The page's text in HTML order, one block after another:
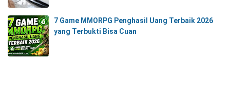
7 Game MMORPG Penghasil Uang Terbaik 2026
yang Terbukti Bisa Cuan